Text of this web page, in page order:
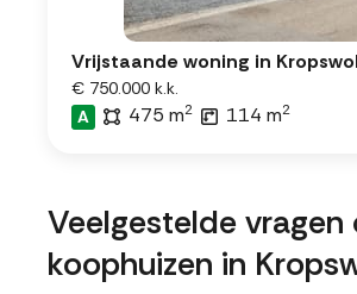
Vrijstaande woning in
€ 750.000 k.k.
A
475 m2 114 m2
Veelgestelde vragen
koophuizen in